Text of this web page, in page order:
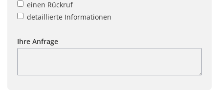
einen Rückruf
detaillierte Informationen
Ihre Anfrage